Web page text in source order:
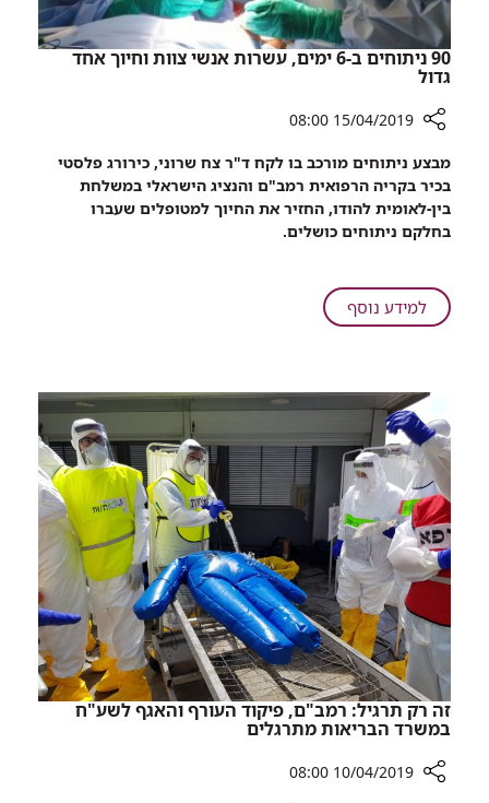
90 ניתוחים ב-6 ימים, עשרות אנשי צוות וחיוך אחד
גדול
שיתוף
90
ניתוחים
ב-6
עשרות
אנשי
גדול
15/04/2019 08:00
מבצע ניתוחים מורכב בו לקח ד"ר צח שרוני, כירורג פלסטי
בכיר בקריה הרפואית רמב"ם והנציג הישראלי במשלחת
בין-לאומית להודו, החזיר את החיוך למטופלים שעברו
בחלקם ניתוחים כושלים.
למידע נוסףעל
90
ימים,
אנשי
צוות
וחיוך
אחד
גדול
זה רק תרגיל: רמב"ם, פיקוד העורף והאגף לשע"ח
במשרד הבריאות מתרגלים
10/04/2019 08:00